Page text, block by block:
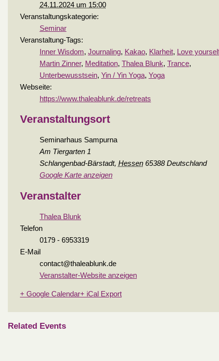
24.11.2024 um 15:00
Veranstaltungskategorie:
Seminar
Veranstaltung-Tags:
Inner Wisdom, Journaling, Kakao, Klarheit, Love
Martin Zinner, Meditation, Thalea Blunk, Trance,
Unterbewusstsein, Yin / Yin Yoga, Yoga
Webseite:
https://www.thaleablunk.de/retreats
Veranstaltungsort
Seminarhaus Sampurna
Am Tiergarten 1
Schlangenbad-Bärstadt, Hessen 65388 Deutschland
Google Karte anzeigen
Veranstalter
Thalea Blunk
Telefon
0179 - 6953319
E-Mail
contact@thaleablunk.de
Veranstalter-Website anzeigen
+ Google Calendar+ iCal Export
Related Events